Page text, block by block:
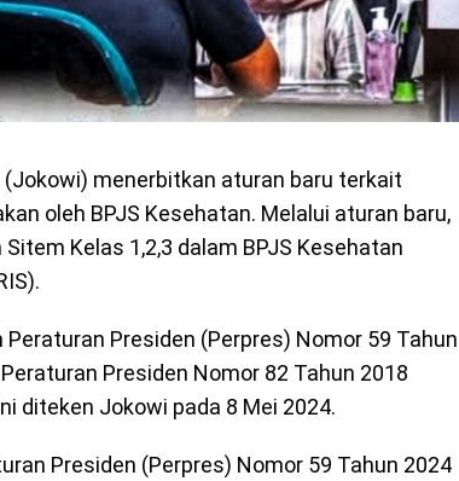
menerbitkan aturan baru terkait
oleh BPJS Kesehatan. Melalui aturan baru,
Kelas 1,2,3 dalam BPJS Kesehatan
Presiden (Perpres) Nomor 59 Tahun
Presiden Nomor 82 Tahun 2018
diteken Jokowi pada 8 Mei 2024.
Presiden (Perpres) Nomor 59 Tahun 2024